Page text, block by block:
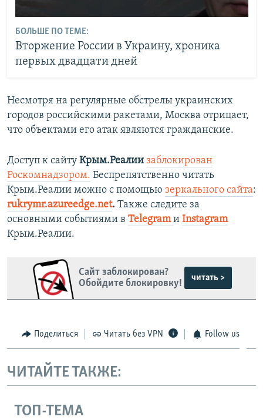
БОЛЬШЕ ПО ТЕМЕ:
Вторжение России в Украину, хроника
первых двадцати дней
Несмотря на регулярные обстрелы украинских
городов российскими ракетами, Москва отрицает,
что объектами его атак являются гражданские.
Доступ к сайту Крым.Реалии заблокирован
Роскомнадзором. Беспрепятственно читать
Крым.Реалии можно с помощью зеркального сайта:
rukrymr.azureedge.net. Также следите за
основными событиями в Telegramи Instagram
Крым.Реалии.
Сайт заблокирован?
Обойдите блокировку!
читать >
Поделиться Читать без VPN Follow us
ЧИТАЙТЕ ТАКЖЕ:
ТОП-ТЕМА